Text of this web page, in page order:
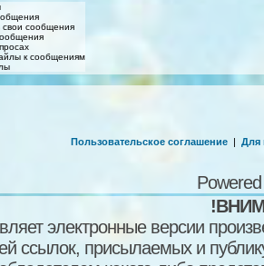
свои сообщения
к сообщениям
Пользовательское соглашение | Для
электронные версии
ссылок, присылаемых и